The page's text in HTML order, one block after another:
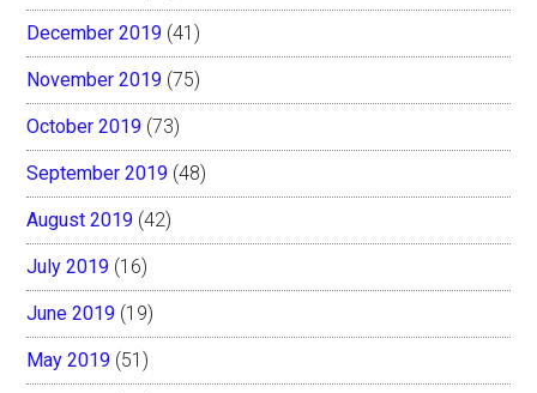
December 2019 (41)
November 2019 (75)
October 2019 (73)
September 2019 (48)
August 2019 (42)
July 2019 (16)
June 2019 (19)
May 2019 (51)